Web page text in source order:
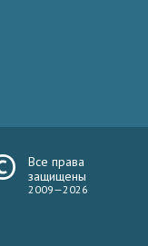
Все права
защищены
2009—2026